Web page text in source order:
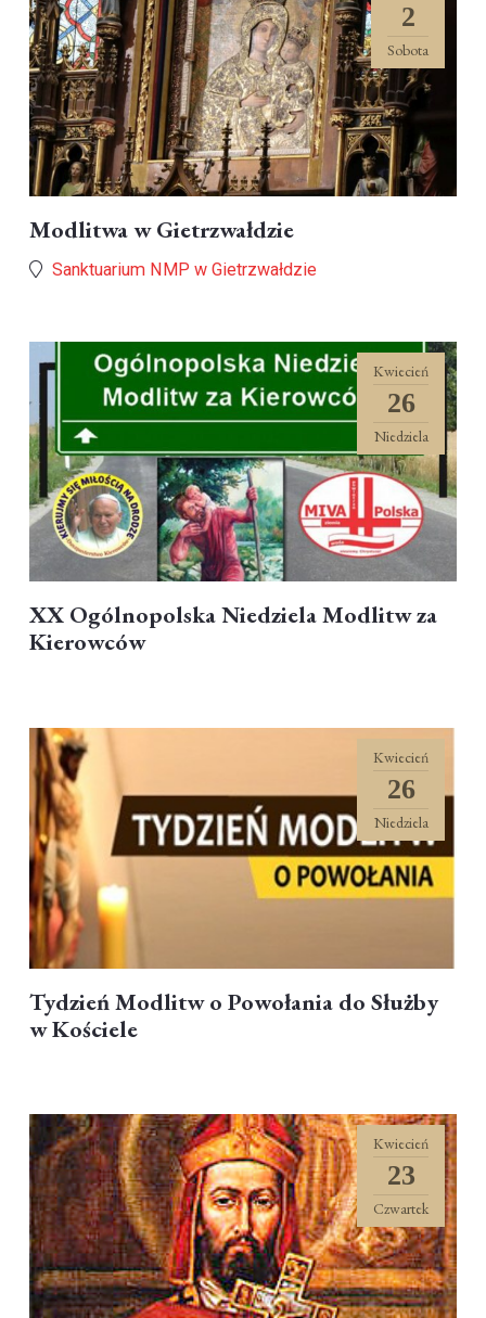
Modlitwa w Gietrzwałdzie
Sanktuarium NMP w Gietrzwałdzie
2
Sobota
XX Ogólnopolska Niedziela Modlitw za
Kierowców
Kwiecień
26
Niedziela
Tydzień Modlitw o Powołania do Służby
w Kościele
Kwiecień
26
Niedziela
Kwiecień
23
Czwartek